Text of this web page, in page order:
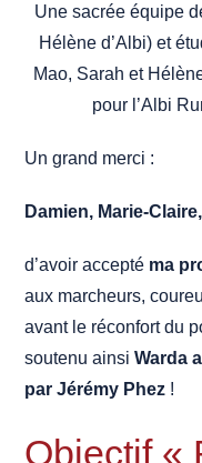
Une sacrée équipe
Hélène d’Albi) et
Mao, Sarah et
pour l’Albi
Un grand merci :
Damien, Marie-
d’avoir accepté ma
aux marcheurs,
avant le réconfort du
soutenu ainsiWarda
par Jérémy Phez !
Objectif «